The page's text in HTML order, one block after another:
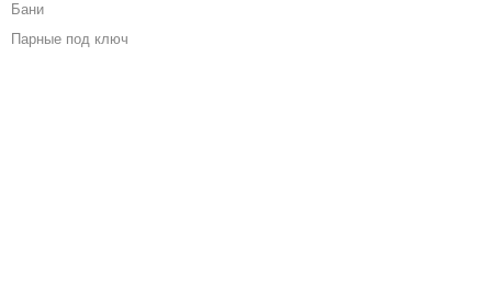
Бани
Парные под ключ